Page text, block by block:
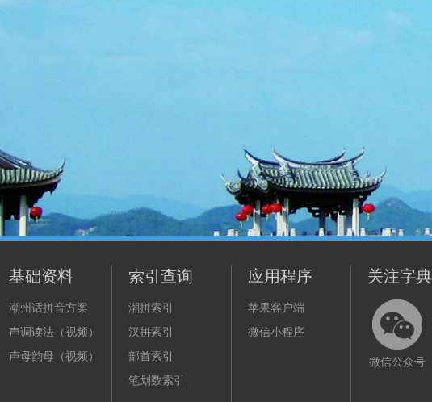
基础资料
潮州话拼音方案
声调读法（视频）
声母韵母（视频）
索引查询
潮拼索引
汉拼索引
部首索引
笔划数索引
应用程序
苹果客户端
微信小程序
关注字典
微信公众号